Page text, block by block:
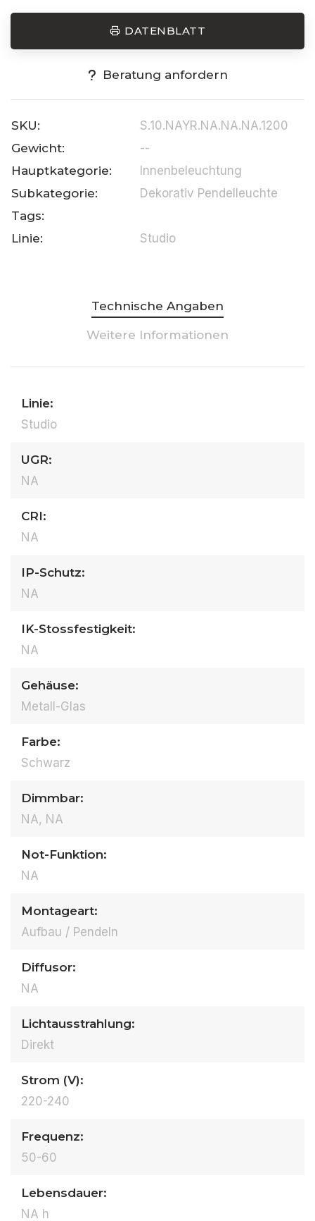
DATENBLATT
Beratung anfordern
SKU:
S.10.NAYR.NA.NA.NA.1200
Gewicht:
--
Hauptkategorie:
Innenbeleuchtung
Subkategorie:
Dekorativ Pendelleuchte
Tags:
Linie:
Studio
Technische Angaben
Weitere Informationen
Linie:
Studio
UGR:
NA
CRI:
NA
IP-Schutz:
NA
IK-Stossfestigkeit:
NA
Gehäuse:
Metall-Glas
Farbe:
Schwarz
Dimmbar:
NA, NA
Not-Funktion:
NA
Montageart:
Aufbau / Pendeln
Diffusor:
NA
Lichtausstrahlung:
Direkt
Strom (V):
220-240
Frequenz:
50-60
Lebensdauer:
NA h